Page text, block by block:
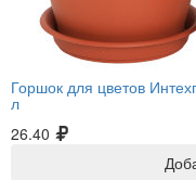
Горшок для цветов
л
26.40